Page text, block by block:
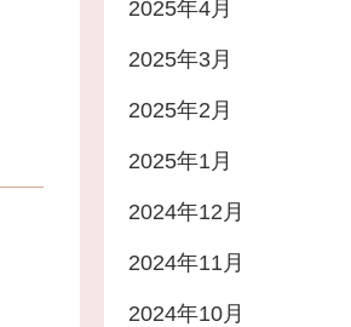
2025年4月
2025年3月
2025年2月
2025年1月
2024年12月
2024年11月
2024年10月